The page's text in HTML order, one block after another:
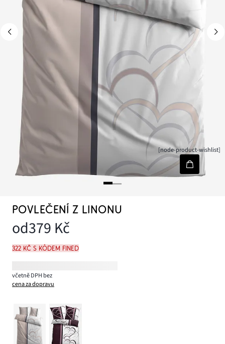
[node-product-wishlist]
POVLEČENÍ Z LINONU
od379 Kč
322 Kč s kódem FINED
včetně DPH bez
cena za dopravu